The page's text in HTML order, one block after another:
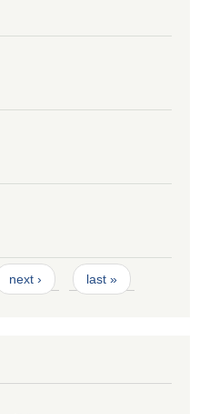
next › last »